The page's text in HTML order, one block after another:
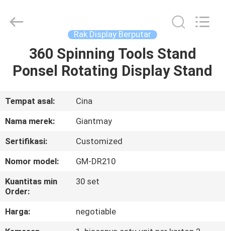
RUMAH
TENTANG
KAMI
TUR
PABRIK
KONTROL
Rights
Reserved.
Rak Display Berputar
360 Spinning Tools Stand
Ponsel Rotating Display Stand
Tempat asal:
Cina
Nama merek:
Giantmay
Sertifikasi:
Customized
Nomor model:
GM-DR210
Kuantitas min
Order:
30 set
Harga:
negotiable